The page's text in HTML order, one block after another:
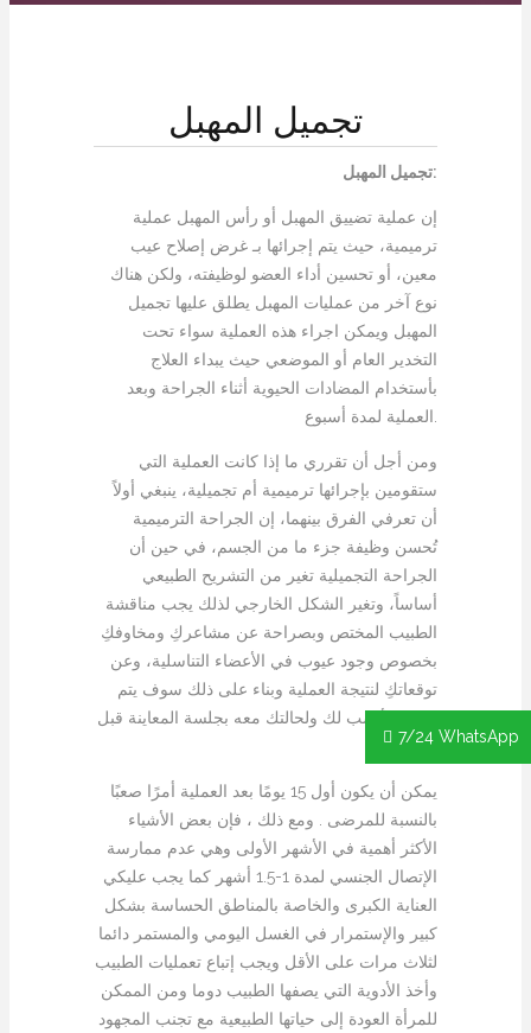
تجميل المهبل
تجميل المهبل:
إن عملية تضييق المهبل أو رأس المهبل عملية
ترميمية، حيث يتم إجرائها بـ غرض إصلاح عيب
معين، أو تحسين أداء العضو لوظيفته، ولكن هناك
نوع آخر من عمليات المهبل يطلق عليها تجميل
المهبل ويمكن اجراء هذه العملية سواء تحت
التخدير العام أو الموضعي حيث يبداء العلاج
بأستخدام المضادات الحيوية أثناء الجراحة وبعد
ومن أجل أن تقرري ما إذا كانت العملية التي
ستقومين بإجرائها ترميمية أم تجميلية، ينبغي أولاً
أن تعرفي الفرق بينهما، إن الجراحة الترميمية
تُحسن وظيفة جزء ما من الجسم، في حين أن
الجراحة التجميلية تغير من التشريح الطبيعي
أساساً، وتغير الشكل الخارجي لذلك يجب مناقشة
الطبيب المختص وبصراحة عن مشاعركِ ومخاوفكِ
بخصوص وجود عيوب في الأعضاء التناسلية، وعن
توقعاتكِ لنتيجة العملية وبناء على ذلك سوف يتم
تقرير الأنسب لك ولحالتك معه بجلسة المعاينة قبل
يمكن أن يكون أول 15 يومًا بعد العملية أمرًا صعبًا
بالنسبة للمرضى . ومع ذلك ، فإن بعض الأشياء
الأكثر أهمية في الأشهر الأولى وهي عدم ممارسة
الإتصال الجنسي لمدة 1-1.5 أشهر كما يجب عليكي
العناية الكبرى والخاصة بالمناطق الحساسة بشكل
كبير والإستمرار في الغسل اليومي والمستمر دائما
لثلاث مرات على الأقل ويجب إتباع تعمليات الطبيب
وأخذ الأدوية التي يصفها الطبيب دوما ومن الممكن
للمرأة العودة إلى حياتها الطبيعية مع تجنب المجهود
7/24 WhatsApp